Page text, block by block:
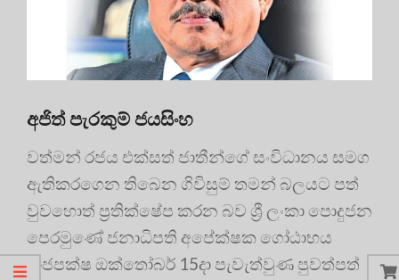
අජිත් පැරකුම් ජයසිංහ
වත්මන් රජය එක්සත් ජාතීන්ගේ සංවිධානය සමග
ඇතිකරගෙන තිබෙන ගිවිසුම් තමන් බලයට පත්
වුවහොත් ප්‍රතික්ෂේප කරන බව ශ්‍රී ලංකා පොදුජන
පෙරමුණේ ජනාධිපති අපේක්ෂක ගෝඨාභය
රාජපක්ෂ ඔක්තෝබර් 15දා පැවැත්වුණ පුවත්පත්